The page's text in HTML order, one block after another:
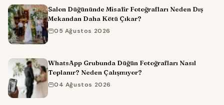
Salon Düğününde Misafir Fotoğrafları Neden Dış
Mekandan Daha Kötü Çıkar?
05 Ağustos 2026
WhatsApp Grubunda Düğün Fotoğrafları Nasıl
Toplanır? Neden Çalışmıyor?
04 Ağustos 2026